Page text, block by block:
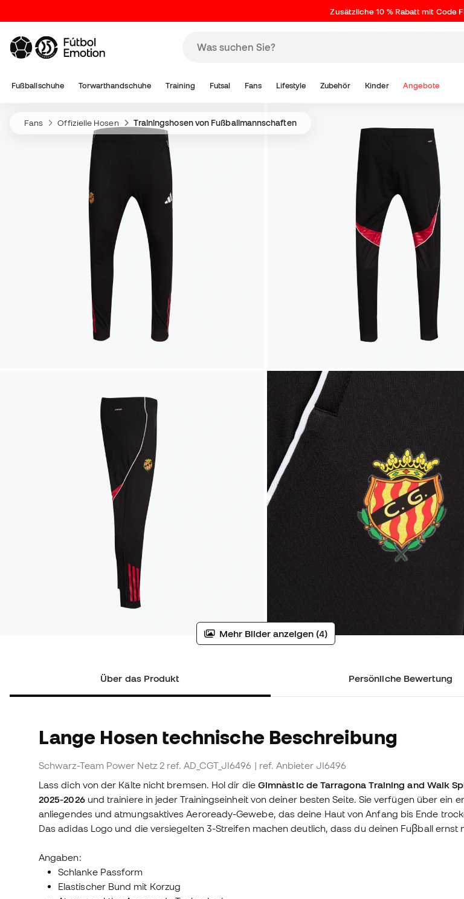
Zusätzliche 10 % Rabatt mit Code
Fußballschuhe Torwarthandschuhe Training Futsal Fans Lifestyle Zubehör Kinder Angebote
Fans Offizielle Hosen Trainingshosen von Fußballmannschaften
Mehr Bilder anzeigen (4)
Über das Produkt Persönliche Bewertung
Lange Hosen technische Beschreibung
Schwarz-Team Power Netz 2 ref. AD_CGT_JI6496 | ref. Anbieter JI6496
Lass dich von der Kälte nicht bremsen. Hol dir die Gimnàstic de Tarragona Training and Walk
2025-2026und trainiere in jeder Trainingseinheit von deiner besten Seite. Sie verfügen über ein
anliegendes und atmungsaktives Aeroready-Gewebe, das deine Haut von Anfang bis Ende
Das adidas Logo und die versiegelten 3-Streifen machen deutlich, dass du deinen Fuβball ernst
Angaben:
Schlanke Passform
Elastischer Bund mit Korzug